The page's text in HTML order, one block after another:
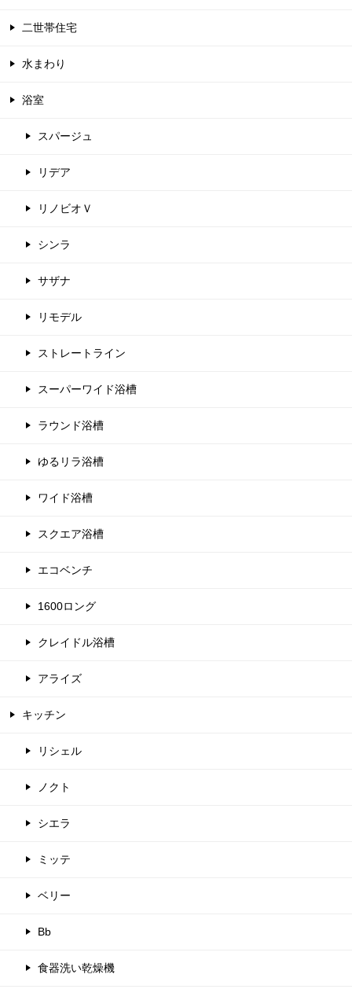
二世帯住宅
水まわり
浴室
スパージュ
リデア
リノビオＶ
シンラ
サザナ
リモデル
ストレートライン
スーパーワイド浴槽
ラウンド浴槽
ゆるリラ浴槽
ワイド浴槽
スクエア浴槽
エコベンチ
1600ロング
クレイドル浴槽
アライズ
キッチン
リシェル
ノクト
シエラ
ミッテ
ベリー
Bb
食器洗い乾燥機